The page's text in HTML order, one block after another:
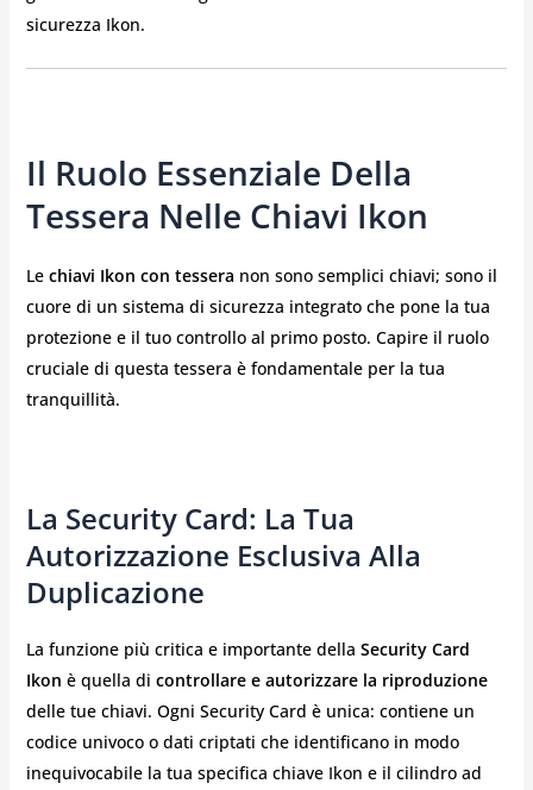
sicurezza Ikon.
Il Ruolo Essenziale Della
Tessera Nelle Chiavi Ikon
Le chiavi Ikon con tessera non sono semplici chiavi; sono il
cuore di un sistema di sicurezza integrato che pone la tua
protezione e il tuo controllo al primo posto. Capire il ruolo
cruciale di questa tessera è fondamentale per la tua
tranquillità.
La Security Card: La Tua
Autorizzazione Esclusiva Alla
Duplicazione
La funzione più critica e importante della Security Card
Ikon è quella di controllare e autorizzare la riproduzione
delle tue chiavi. Ogni Security Card è unica: contiene un
codice univoco o dati criptati che identificano in modo
inequivocabile la tua specifica chiave Ikon e il cilindro ad